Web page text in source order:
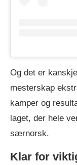
Og det er
mesterskap
kamper og
laget, der hele
særnorsk.
Klar for